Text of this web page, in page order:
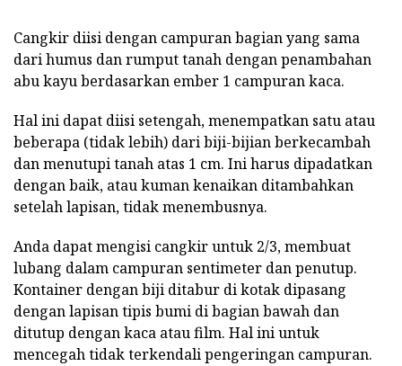
Cangkir diisi dengan campuran bagian yang sama
dari humus dan rumput tanah dengan penambahan
abu kayu berdasarkan ember 1 campuran kaca.
Hal ini dapat diisi setengah, menempatkan satu atau
beberapa (tidak lebih) dari biji-bijian berkecambah
dan menutupi tanah atas 1 cm. Ini harus dipadatkan
dengan baik, atau kuman kenaikan ditambahkan
setelah lapisan, tidak menembusnya.
Anda dapat mengisi cangkir untuk 2/3, membuat
lubang dalam campuran sentimeter dan penutup.
Kontainer dengan biji ditabur di kotak dipasang
dengan lapisan tipis bumi di bagian bawah dan
ditutup dengan kaca atau film. Hal ini untuk
mencegah tidak terkendali pengeringan campuran.